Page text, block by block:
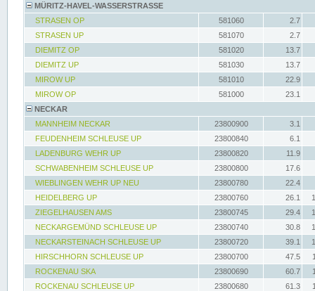
MÜRITZ-HAVEL-WASSERSTRASSE
STRASEN OP
581060
2.7
STRASEN UP
581070
2.7
DIEMITZ OP
581020
13.7
DIEMITZ UP
581030
13.7
MIROW UP
581010
22.9
MIROW OP
581000
23.1
NECKAR
MANNHEIM NECKAR
23800900
3.1
FEUDENHEIM SCHLEUSE UP
23800840
6.1
LADENBURG WEHR UP
23800820
11.9
SCHWABENHEIM SCHLEUSE UP
23800800
17.6
WIEBLINGEN WEHR UP NEU
23800780
22.4
HEIDELBERG UP
23800760 26.1
ZIEGELHAUSEN AMS
23800745 29.4
NECKARGEMÜND SCHLEUSE UP
23800740 30.8
NECKARSTEINACH SCHLEUSE UP
23800720 39.1
HIRSCHHORN SCHLEUSE UP
23800700 47.5
ROCKENAU SKA
23800690 60.7
ROCKENAU SCHLEUSE UP
23800680 61.3